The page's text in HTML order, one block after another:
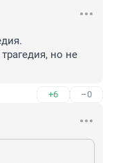
но не
+6 –0